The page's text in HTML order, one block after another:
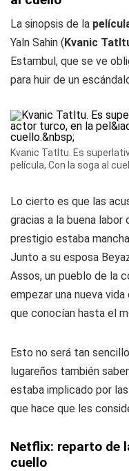
La sinopsis de la
Yaln Sahin (Kvanic
Estambul, que se ve
para huir de un
Kvanic Tatltu. Es
película, Con la soga al
Lo cierto es que las
gracias a la buena labor
prestigio estaba
Junto a su esposa
Assos, un pueblo de la
empezar una nueva
que conocían hasta el
Esto no será tan
lugareños también
estaba implicado por
que hace que les
Netflix: reparto de
cuello